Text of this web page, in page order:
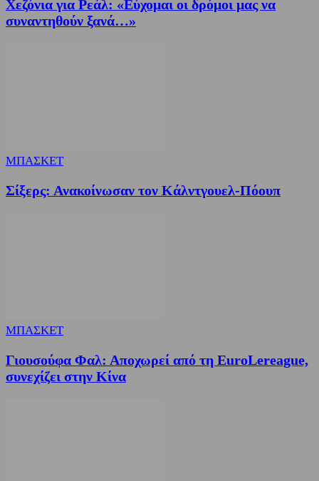
Χεζόνια για Ρεάλ: «Εύχομαι οι δρόμοι μας να
συναντηθούν ξανά…»
ΜΠΑΣΚΕΤ
Σίξερς: Ανακοίνωσαν τον Κάλντγουελ-Πόουπ
ΜΠΑΣΚΕΤ
Γιουσούφα Φαλ: Αποχωρεί από τη EuroLereague,
συνεχίζει στην Κίνα